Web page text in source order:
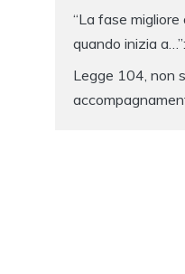
“La fase
quando inizia
Legge 104, non